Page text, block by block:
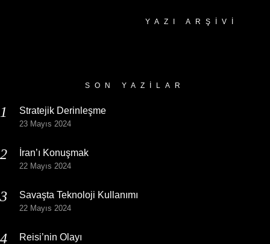
YAZI ARŞIVI
SON YAZILAR
Stratejik Derinleşme
23 Mayıs 2024
İran’ı Konuşmak
22 Mayıs 2024
Savaşta Teknoloji Kullanımı
22 Mayıs 2024
Reisi’nin Olayı